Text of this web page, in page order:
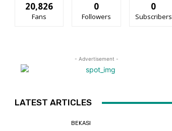
20,826
Fans
0
Followers
0
Subscribers
- Advertisement -
LATEST ARTICLES
BEKASI